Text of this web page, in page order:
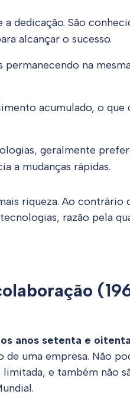
dedicação. São
alcançar o sucesso.
permanecendo na
acumulado, o que
geralmente
a mudanças rápidas.
riqueza. Ao contrário
razão pela
anos setenta e oitenta
uma empresa. Não
e também não